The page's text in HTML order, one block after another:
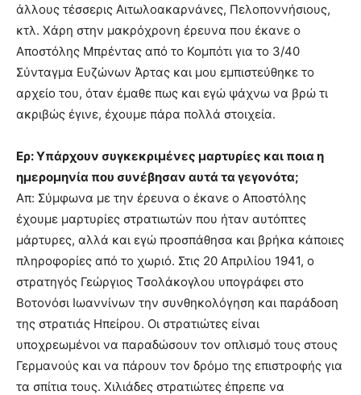
άλλους τέσσερις Αιτωλοακαρνάνες, Πελοποννήσιους,
κτλ. Χάρη στην μακρόχρονη έρευνα που έκανε ο
Αποστόλης Μπρέντας από το Κομπότι για το 3/40
Σύνταγμα Ευζώνων Άρτας και μου εμπιστεύθηκε το
αρχείο του, όταν έμαθε πως και εγώ ψάχνω να βρώ τι
ακριβώς έγινε, έχουμε πάρα πολλά στοιχεία.
Ερ: Υπάρχουν συγκεκριμένες μαρτυρίες και ποια η
ημερομηνία που συνέβησαν αυτά τα γεγονότα;
Απ: Σύμφωνα με την έρευνα ο έκανε ο Αποστόλης
έχουμε μαρτυρίες στρατιωτών που ήταν αυτόπτες
μάρτυρες, αλλά και εγώ προσπάθησα και βρήκα κάποιες
πληροφορίες από το χωριό. Στις 20 Απριλίου 1941, ο
στρατηγός Γεώργιος Τσολάκογλου υπογράφει στο
Βοτονόσι Ιωαννίνων την συνθηκολόγηση και παράδοση
της στρατιάς Ηπείρου. Οι στρατιώτες είναι
υποχρεωμένοι να παραδώσουν τον οπλισμό τους στους
Γερμανούς και να πάρουν τον δρόμο της επιστροφής για
τα σπίτια τους. Χιλιάδες στρατιώτες έπρεπε να